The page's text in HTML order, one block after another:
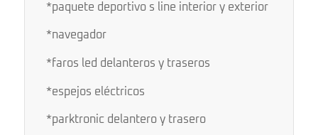
*paquete deportivo s line interior y exterior
*navegador
*faros led delanteros y traseros
*espejos eléctricos
*parktronic delantero y trasero